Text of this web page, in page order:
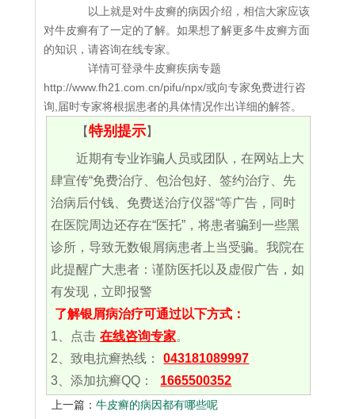
以上就是对牛皮癣的病因介绍，相信大家应该
对牛皮癣有了一定的了解。如果想了解更多牛皮癣方面
的知识，请咨询在线专家。
详情可登录牛皮癣疾病专题
http://www.fh21.com.cn/pifu/npx/或向专家免费进行咨
询,届时专家将根据患者的具体情况作出详细的解答。
【特别提示】
近期有专业诈骗人员或团队，在网站上大
肆宣传“免费治疗、包治包好、签约治疗、先
治病后付钱、免费送治疗仪器“等广告，同时
在医院周边还存在“医托”，将患者骗到一些黑
诊所，导致无数银屑病患者上当受骗。我院在
此提醒广大患者：谨防医托以及虚假广告，如
有发现，立即报警
了解银屑病治疗可通过以下方式：
1、点击 在线咨询专家。
2、致电抗癣热线：
043181089997
3、添加抗癣QQ：
1665500352
上一篇： 牛皮癣的病因都有哪些呢